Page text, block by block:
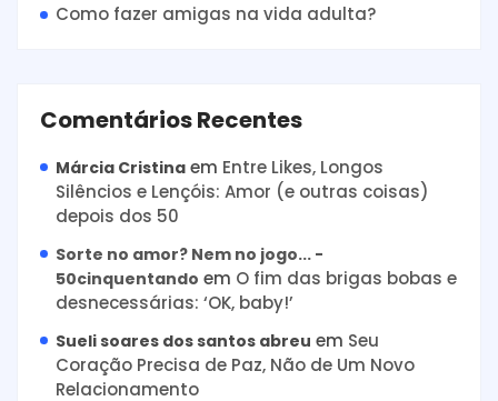
Como fazer amigas na vida adulta?
Comentários Recentes
Márcia Cristina em Entre Likes, Longos
Silêncios e Lençóis: Amor (e outras coisas)
depois dos 50
Sorte no amor? Nem no jogo... -
50cinquentando em O fim das brigas bobas e
desnecessárias: ‘OK, baby!’
Sueli soares dos santos abreu em Seu
Coração Precisa de Paz, Não de Um Novo
Relacionamento